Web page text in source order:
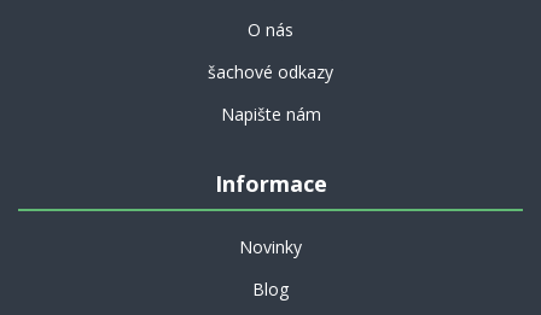
O nás
šachové odkazy
Napište nám
Informace
Novinky
Blog